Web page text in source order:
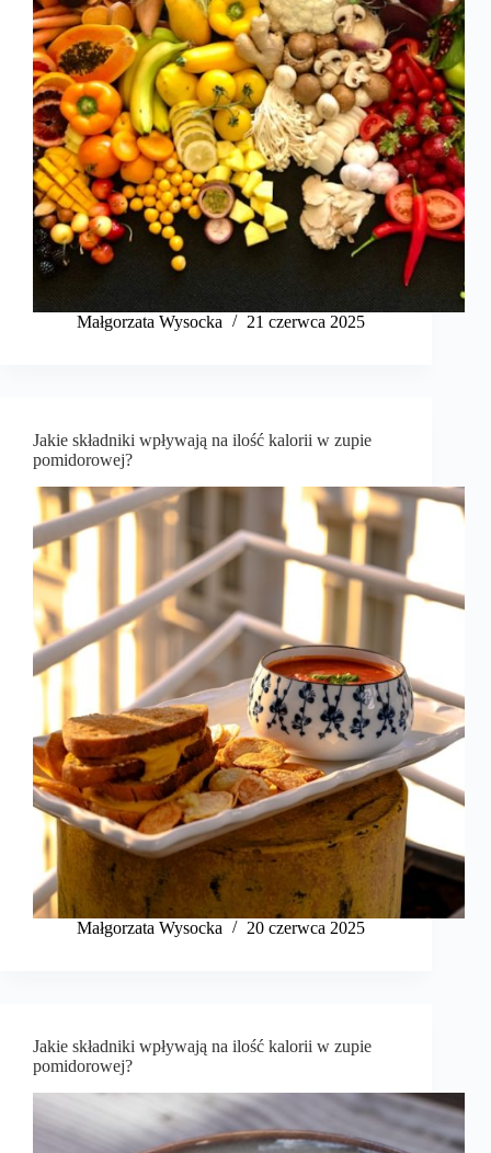
Małgorzata Wysocka 21 czerwca 2025
Jakie składniki wpływają na ilość kalorii w zupie
pomidorowej?
Małgorzata Wysocka 20 czerwca 2025
Jakie składniki wpływają na ilość kalorii w zupie
pomidorowej?